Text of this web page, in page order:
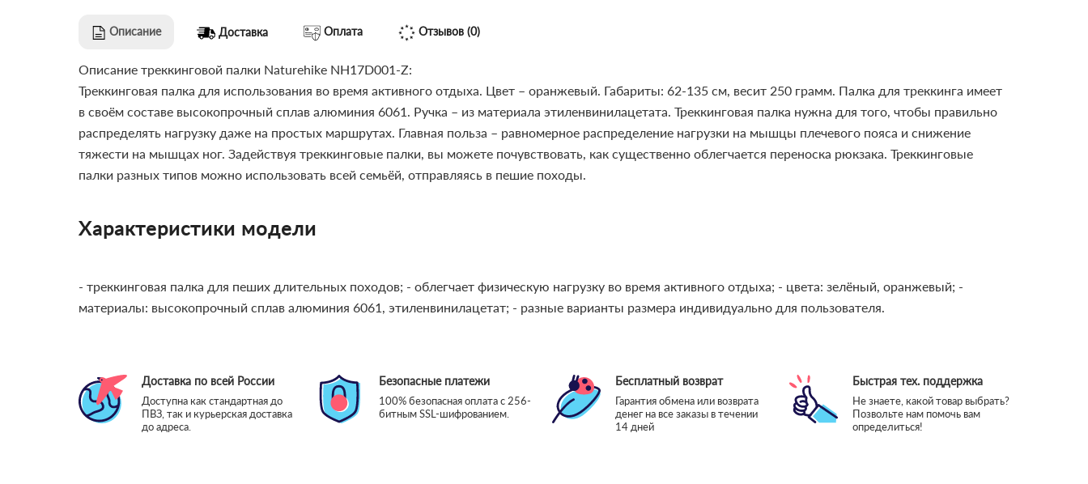
Описание Доставка Оплата Отзывов (0)
Описание треккинговой палки Naturehike NH17D001-Z:
Треккинговая палка для использования во время активного отдыха. Цвет – оранжевый. Габариты: 62-135 см, весит 250 грамм. Палка для треккинга имеет
в своём составе высокопрочный сплав алюминия 6061. Ручка – из материала этиленвинилацетата. Треккинговая палка нужна для того, чтобы правильно
распределять нагрузку даже на простых маршрутах. Главная польза – равномерное распределение нагрузки на мышцы плечевого пояса и снижение
тяжести на мышцах ног. Задействуя треккинговые палки, вы можете почувствовать, как существенно облегчается переноска рюкзака. Треккинговые
палки разных типов можно использовать всей семьёй, отправляясь в пешие походы.
Характеристики модели
- треккинговая палка для пеших длительных походов; - облегчает физическую нагрузку во время активного отдыха; - цвета: зелёный, оранжевый; -
материалы: высокопрочный сплав алюминия 6061, этиленвинилацетат; - разные варианты размера индивидуально для пользователя.
Доставка по всей России
Доступна как стандартная до
ПВЗ, так и курьерская доставка
до адреса.
Безопасные платежи
100% безопасная оплата с 256-
битным SSL-шифрованием.
Бесплатный возврат
Гарантия обмена или возврата
денег на все заказы в течении
14 дней
Быстрая тех. поддержка
Не знаете, какой товар выбрать?
Позвольте нам помочь вам
определиться!